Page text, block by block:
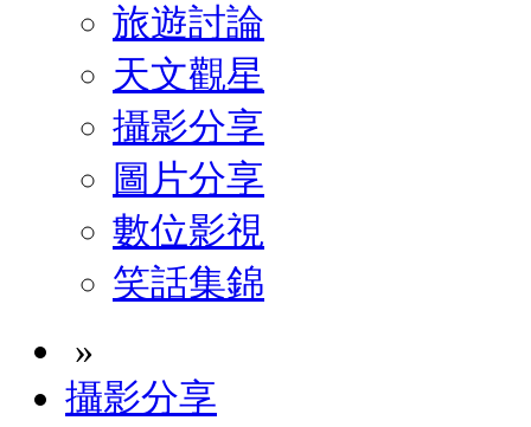
旅遊討論
天文觀星
攝影分享
圖片分享
數位影視
笑話集錦
»
攝影分享